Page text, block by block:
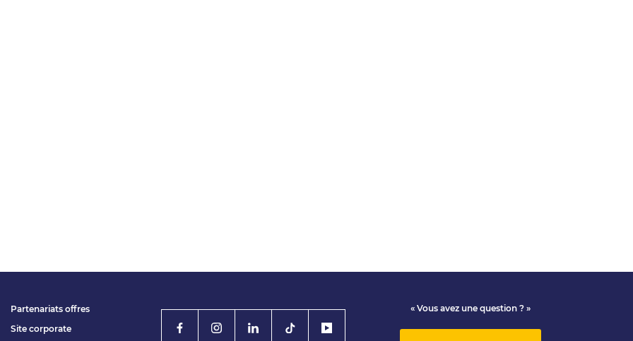
Partenariats offres
Site corporate
« Vous avez une question ? »